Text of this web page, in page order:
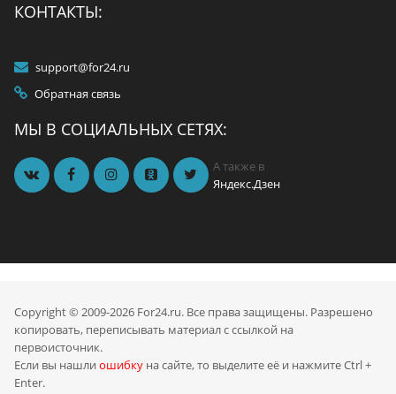
КОНТАКТЫ:
support@for24.ru
Обратная связь
МЫ В СОЦИАЛЬНЫХ СЕТЯХ:
А также в
Яндекс.Дзен
Copyright © 2009-2026 For24.ru. Все права защищены. Разрешено
копировать, переписывать материал с ссылкой на
первоисточник.
Если вы нашли ошибкуна сайте, то выделите её и нажмите Ctrl +
Enter.